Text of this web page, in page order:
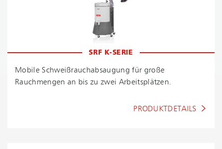
SRF K-SERIE
Mobile Schwei­ßrauch­ab­sau­gung für große
Rauchmengen an bis zu zwei Arbeitsplätzen.
PRODUKTDETAILS